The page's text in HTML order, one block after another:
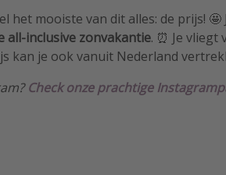
het mooiste van dit alles: de prijs!
all-inclusive zonvakantie. ⏰ Je
kan je ook vanuit Nederland
Check onze prachtige